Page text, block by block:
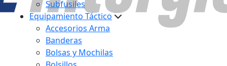
Subfusiles
Equipamiento Táctico
Accesorios Arma
Banderas
Bolsas y Mochilas